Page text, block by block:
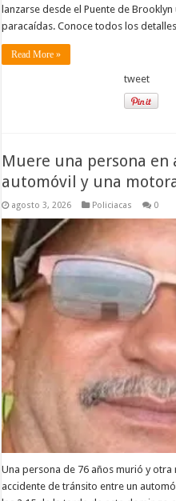
lanzarse desde el Puente de
paracaídas. Conoce todos los
Read More »
tweet
Muere una persona
automóvil y una
agosto 3, 2026 Policiacas 0
Una persona de 76 años murió y
accidente de tránsito entre un